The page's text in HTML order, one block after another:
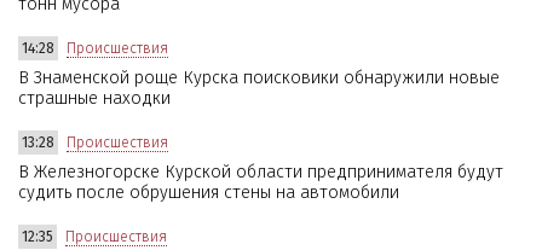
14:28 Происшествия
В Знаменской роще Курска поисковики обнаружили новые
страшные находки
13:28 Происшествия
В Железногорске Курской области предпринимателя будут
судить после обрушения стены на автомобили
12:35 Происшествия